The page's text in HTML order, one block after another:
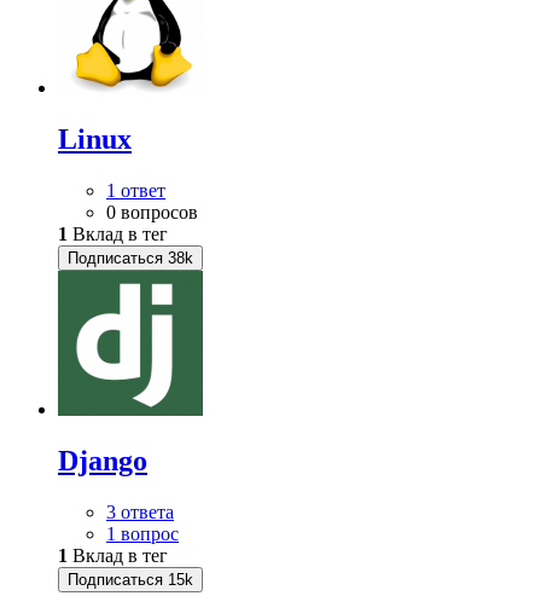
Linux
1 ответ
0 вопросов
1 Вклад в тег
Подписаться 38k
Django
3 ответа
1 вопрос
1 Вклад в тег
Подписаться 15k